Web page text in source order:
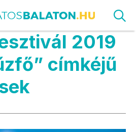
2019
címkéjű